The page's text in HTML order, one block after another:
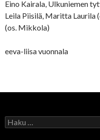
Eino Kairala, Ulkuniemen
Leila Piisilä, Maritta Laurila
(os. Mikkola)
eeva-liisa vuonnala
H
a